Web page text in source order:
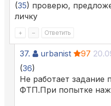
(35) проверю,
личку
+ – Ответить
37. urbanist 97
(36)
Не работает задание
ФТП.При попытке